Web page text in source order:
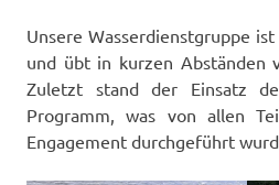
Unsere Wasserdienstgruppe
und übt in kurzen Abständen
Zuletzt stand der Einsatz
Programm, was von allen
Engagement durchgeführt